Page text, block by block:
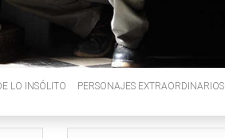
LO INSÓLITO PERSONAJES EXTRAORDINARIOS